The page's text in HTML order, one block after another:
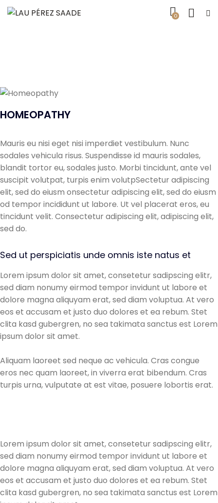
0
HOMEOPATHY
Mauris eu nisi eget nisi imperdiet vestibulum. Nunc
sodales vehicula risus. Suspendisse id mauris sodales,
blandit tortor eu, sodales justo. Morbi tincidunt, ante vel
suscipit volutpat, turpis enim volutpSectetur adipiscing
elit, sed do eiusm onsectetur adipiscing elit, sed do eiusm
od tempor incididunt ut labore. Ut vel placerat eros, eu
tincidunt velit. Consectetur adipiscing elit, adipiscing elit,
sed do.
Sed ut perspiciatis unde omnis iste natus et
Lorem ipsum dolor sit amet, consetetur sadipscing elitr,
sed diam nonumy eirmod tempor invidunt ut labore et
dolore magna aliquyam erat, sed diam voluptua. At vero
eos et accusam et justo duo dolores et ea rebum. Stet
clita kasd gubergren, no sea takimata sanctus est Lorem
ipsum dolor sit amet.
Aliquam laoreet sed neque ac vehicula. Cras congue
eros nec quam laoreet, in viverra erat bibendum. Cras
turpis urna, vulputate at est vitae, posuere lobortis erat.
Lorem ipsum dolor sit amet, consetetur sadipscing elitr,
sed diam nonumy eirmod tempor invidunt ut labore et
dolore magna aliquyam erat, sed diam voluptua. At vero
eos et accusam et justo duo dolores et ea rebum. Stet
clita kasd gubergren, no sea takimata sanctus est Lorem